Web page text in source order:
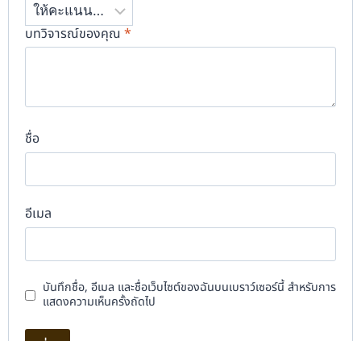
บทวิจารณ์ของคุณ *
ชื่อ
อีเมล
บันทึกชื่อ, อีเมล และชื่อเว็บไซต์ของฉันบนเบราว์เซอร์นี้ สำหรับการ
แสดงความเห็นครั้งถัดไป